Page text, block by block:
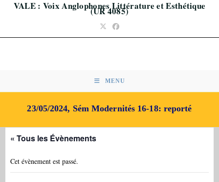
VALE : Voix Anglophones Littérature et Esthétique
(UR 4085)
MENU
23/05/2024, Sém Modernités 16-18: reporté
« Tous les Évènements
Cet évènement est passé.